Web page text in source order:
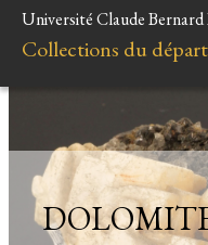
Université Claude Bernard
Collections du